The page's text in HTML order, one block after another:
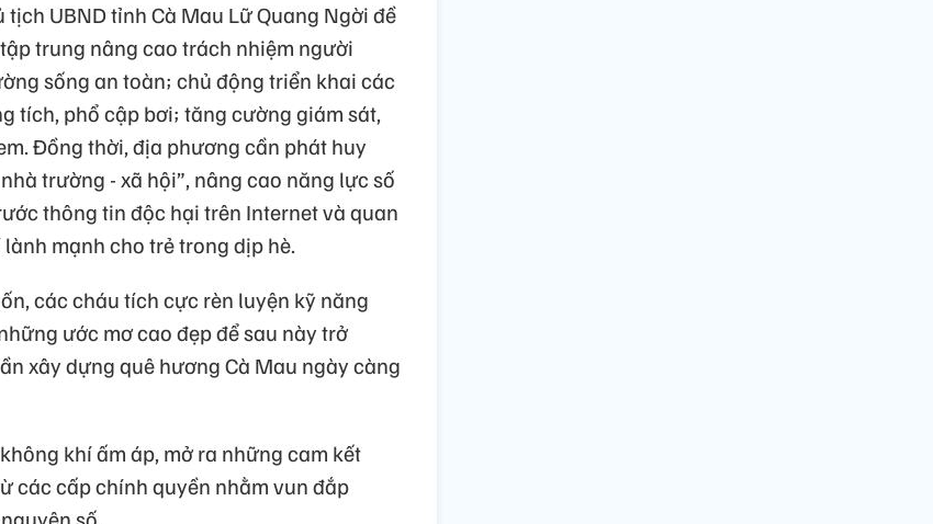
UBND tỉnh Cà Mau Lữ Quang Ngời đề
trung nâng cao trách nhiệm người
sống an toàn; chủ động triển khai các
tích, phổ cập bơi; tăng cường giám sát,
Đồng thời, địa phương cần phát huy
trường - xã hội”, nâng cao năng lực số
thông tin độc hại trên Internet và quan
mạnh cho trẻ trong dịp hè.
các cháu tích cực rèn luyện kỹ năng
ước mơ cao đẹp để sau này trở
xây dựng quê hương Cà Mau ngày càng
khí ấm áp, mở ra những cam kết
các cấp chính quyền nhằm vun đắp